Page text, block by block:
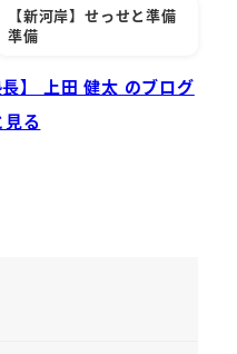
【新河岸】せっせと準備
準備
】 上田 健太 のブログ
る